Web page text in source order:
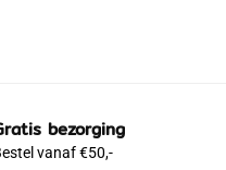
bezorging
vanaf €50,-